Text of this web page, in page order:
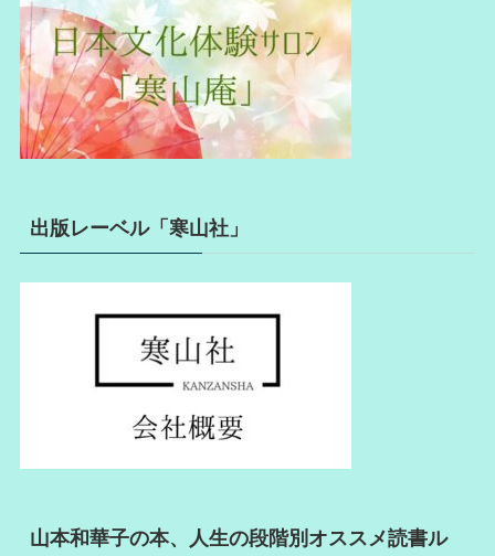
出版レーベル「寒山社」
山本和華子の本、人生の段階別オススメ読書ル